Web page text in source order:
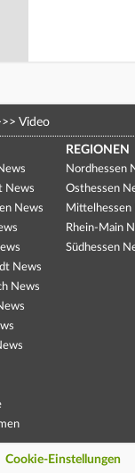
Video
News
News
News
News
REGIONEN
Nordhessen
Osthessen
Mittelhessen
Rhein-Main
Südhessen
Cookie-Einstellungen